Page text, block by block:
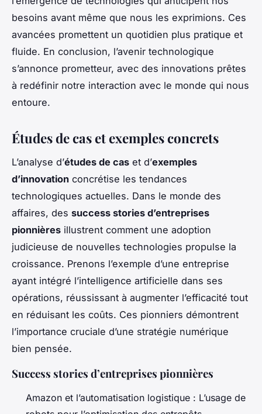
besoins avant même que nous les exprimions. Ces
avancées promettent un quotidien plus pratique et
fluide. En conclusion, l’avenir technologique
s’annonce prometteur, avec des innovations prêtes
à redéfinir notre interaction avec le monde qui nous
entoure.
Études de cas et exemples concrets
L’analyse d’études de cas et d’exemples
d’innovation concrétise les tendances
technologiques actuelles. Dans le monde des
affaires, des success stories d’entreprises
pionnières illustrent comment une adoption
judicieuse de nouvelles technologies propulse la
croissance. Prenons l’exemple d’une entreprise
ayant intégré l’intelligence artificielle dans ses
opérations, réussissant à augmenter l’efficacité tout
en réduisant les coûts. Ces pionniers démontrent
l’importance cruciale d’une stratégie numérique
bien pensée.
Success stories d’entreprises pionnières
Amazon et l’automatisation logistique : L’usage de